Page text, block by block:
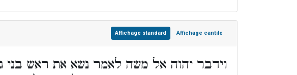
Affichage standard Affichage cantile
וידבר יהוה אל משה לאמר נשא את ראש